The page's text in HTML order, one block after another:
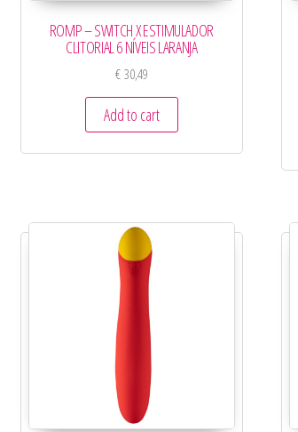
ROMP – SWITCH X ESTIMULADOR
CLITORIAL 6 NÍVEIS LARANJA
€30,49
Add to cart